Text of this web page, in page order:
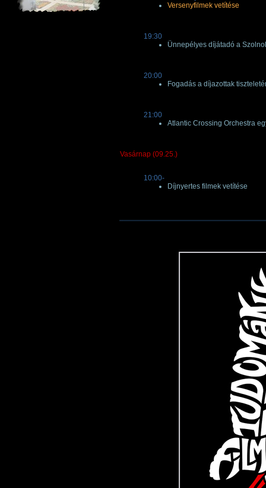
Versenyfilmek vetítése
19:30
Ünnepélyes díjátadó a
20:00
Fogadás a díjazottak
21:00
Atlantic Crossing Orchestra
Vasárnap (09.25.)
10:00-
Díjnyertes filmek vetítése